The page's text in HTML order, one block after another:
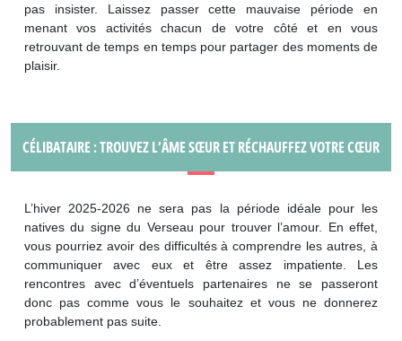
pas insister. Laissez passer cette mauvaise période en
menant vos activités chacun de votre côté et en vous
retrouvant de temps en temps pour partager des moments de
plaisir.
CÉLIBATAIRE : TROUVEZ L’ÂME SŒUR ET RÉCHAUFFEZ VOTRE CŒUR
L’hiver 2025-2026 ne sera pas la période idéale pour les
natives du signe du Verseau pour trouver l’amour. En effet,
vous pourriez avoir des difficultés à comprendre les autres, à
communiquer avec eux et être assez impatiente. Les
rencontres avec d’éventuels partenaires ne se passeront
donc pas comme vous le souhaitez et vous ne donnerez
probablement pas suite.